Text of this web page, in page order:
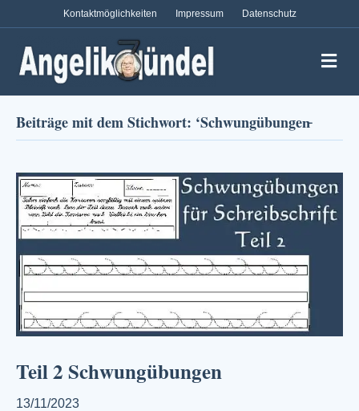
Kontaktmöglichkeiten Impressum Datenschutz
Beiträge mit dem Stichwort: ‘Schwungübungen̵
Teil 2 Schwungübungen
13/11/2023